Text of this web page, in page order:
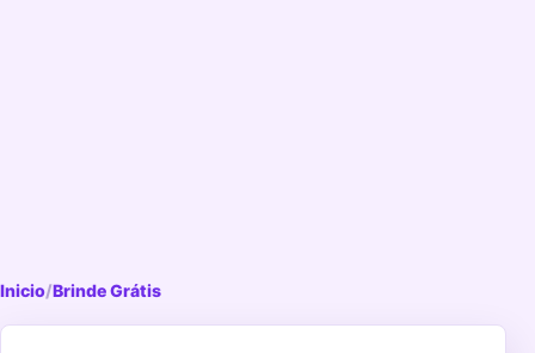
Inicio/Brinde Grátis